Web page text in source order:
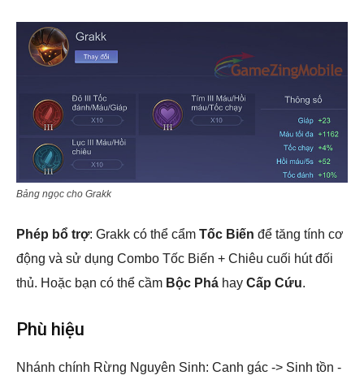
Bảng ngọc cho Grakk
Phép bổ trợ: Grakk có thể cẩm Tốc Biến để tăng tính cơ
động và sử dụng Combo Tốc Biến + Chiêu cuối hút đối
thủ. Hoặc bạn có thể cầm Bộc Phá hay Cấp Cứu.
Phù hiệu
Nhánh chính Rừng Nguyên Sinh: Canh gác -> Sinh tồn -